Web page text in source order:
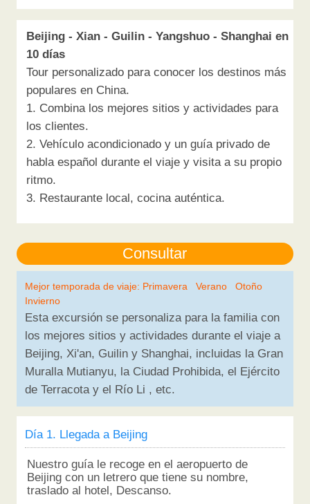
Beijing - Xian - Guilin - Yangshuo - Shanghai en
10 días
Tour personalizado para conocer los destinos más
populares en China.
1. Combina los mejores sitios y actividades para
los clientes.
2. Vehículo acondicionado y un guía privado de
habla español durante el viaje y visita a su propio
ritmo.
3. Restaurante local, cocina auténtica.
Mejor temporada de viaje: Primavera Verano Otoño
Invierno
Esta excursión se personaliza para la familia con
los mejores sitios y actividades durante el viaje a
Beijing, Xi'an, Guilin y Shanghai, incluidas la Gran
Muralla Mutianyu, la Ciudad Prohibida, el Ejército
de Terracota y el Río Li , etc.
Día 1. Llegada a Beijing
Nuestro guía le recoge en el aeropuerto de
Beijing con un letrero que tiene su nombre,
traslado al hotel, Descanso.